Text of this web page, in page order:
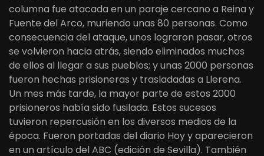
columna fue atacada en un paraje cercano a Reina y
Fuente del Arco, muriendo unas 80 personas. Como
consecuencia del ataque, unos lograron pasar, otros
se volvieron hacia atrás, siendo eliminados muchos
de ellos al llegar a sus pueblos; y unas 2000 personas
fueron hechas prisioneras y trasladadas a Llerena.
Un mes más tarde, la mayor parte de estos 2000
prisioneros había sido fusilada. Estos sucesos
tuvieron repercusión en los diversos medios de la
época. Fueron portadas del diario Hoy y aparecieron
en un artículo del ABC (edición de Sevilla). También